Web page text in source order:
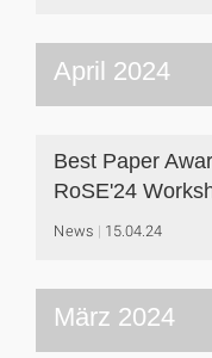
April 2024
Best Paper
RoSE'24
News 15.04.24
März 2024